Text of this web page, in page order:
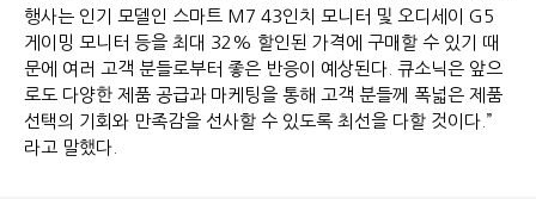
행사는 인기 모델인 스마트 M7 43인치 모니터 및 오디세이 G5
게이밍 모니터 등을 최대 32% 할인된 가격에 구매할 수 있기 때
문에 여러 고객 분들로부터 좋은 반응이 예상된다. 큐소닉은 앞으
로도 다양한 제품 공급과 마케팅을 통해 고객 분들께 폭넓은 제품
선택의 기회와 만족감을 선사할 수 있도록 최선을 다할 것이다.”
라고 말했다.